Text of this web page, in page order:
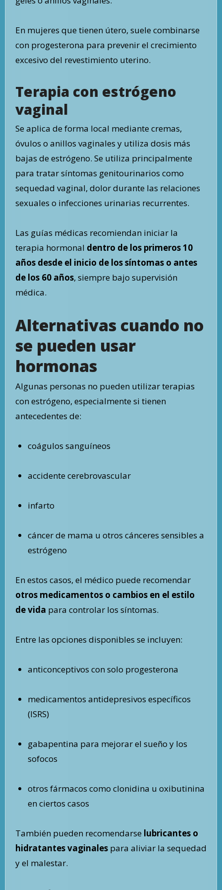
En mujeres que tienen útero, suele combinarse
con progesterona para prevenir el crecimiento
excesivo del revestimiento uterino.
Terapia con estrógeno
vaginal
Se aplica de forma local mediante cremas,
óvulos o anillos vaginales y utiliza dosis más
bajas de estrógeno. Se utiliza principalmente
para tratar síntomas genitourinarios como
sequedad vaginal, dolor durante las relaciones
sexuales o infecciones urinarias recurrentes.
Las guías médicas recomiendan iniciar la
terapia hormonal dentro de los primeros 10
años desde el inicio de los síntomas o antes
de los 60 años, siempre bajo supervisión
médica.
Alternativas cuando no
se pueden usar
hormonas
Algunas personas no pueden utilizar terapias
con estrógeno, especialmente si tienen
antecedentes de:
coágulos sanguíneos
accidente cerebrovascular
infarto
cáncer de mama u otros cánceres sensibles a
estrógeno
En estos casos, el médico puede recomendar
otros medicamentos o cambios en el estilo
de vida para controlar los síntomas.
Entre las opciones disponibles se incluyen:
anticonceptivos con solo progesterona
medicamentos antidepresivos específicos
(ISRS)
gabapentina para mejorar el sueño y los
sofocos
otros fármacos como clonidina u oxibutinina
en ciertos casos
También pueden recomendarse lubricantes o
hidratantes vaginalespara aliviar la sequedad
y el malestar.